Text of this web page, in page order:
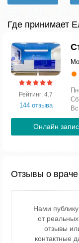
Где принимает
Рейтинг: 4.7
144 отзыва
Онлайн
Отзывы о враче
Нами
от
отзывы
контактные